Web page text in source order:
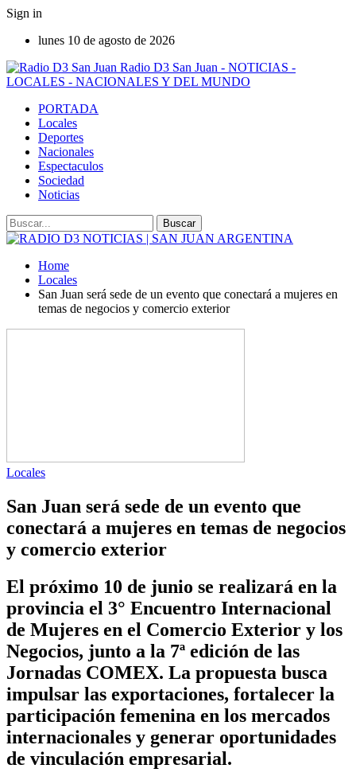
Sign in
lunes 10 de agosto de 2026
Radio D3 San Juan - NOTICIAS -
LOCALES - NACIONALES Y DEL MUNDO
PORTADA
Locales
Deportes
Nacionales
Espectaculos
Sociedad
Noticias
Home
Locales
San Juan será sede de un evento que conectará a mujeres en
temas de negocios y comercio exterior
Locales
San Juan será sede de un evento que
conectará a mujeres en temas de negocios
y comercio exterior
El próximo 10 de junio se realizará en la
provincia el 3° Encuentro Internacional
de Mujeres en el Comercio Exterior y los
Negocios, junto a la 7ª edición de las
Jornadas COMEX. La propuesta busca
impulsar las exportaciones, fortalecer la
participación femenina en los mercados
internacionales y generar oportunidades
de vinculación empresarial.